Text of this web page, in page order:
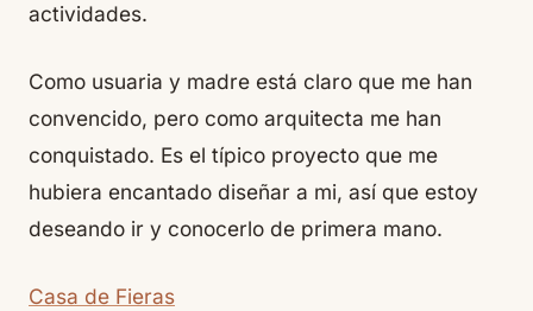
actividades.
Como usuaria y madre está claro que me han
convencido, pero como arquitecta me han
conquistado. Es el típico proyecto que me
hubiera encantado diseñar a mi, así que estoy
deseando ir y conocerlo de primera mano.
Casa de Fieras